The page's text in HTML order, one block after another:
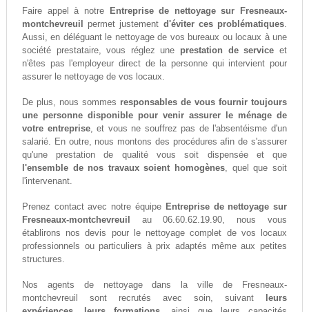
Faire appel à notre
Entreprise de nettoyage sur Fresneaux-
montchevreuil
permet justement d'éviter ces problématiques.
Aussi, en déléguant le nettoyage de vos bureaux ou locaux à une
société prestataire, vous réglez une prestation de service et
n'êtes pas l'employeur direct de la personne qui intervient pour
assurer le nettoyage de vos locaux.
De plus, nous sommes responsables de vous fournir toujours
une personne disponible pour venir assurer le ménage de
votre entreprise, et vous ne souffrez pas de l'absentéisme d'un
salarié. En outre, nous montons des procédures afin de s'assurer
qu'une prestation de qualité vous soit dispensée et que
l'ensemble de nos travaux soient homogènes, quel que soit
l'intervenant.
Prenez contact avec notre équipe Entreprise de nettoyage sur
Fresneaux-montchevreuil
au 06.60.62.19.90, nous vous
établirons nos devis pour le nettoyage complet de vos locaux
professionnels ou particuliers à prix adaptés même aux petites
structures.
Nos agents de nettoyage dans la ville de Fresneaux-
montchevreuil sont recrutés avec soin, suivant
leurs